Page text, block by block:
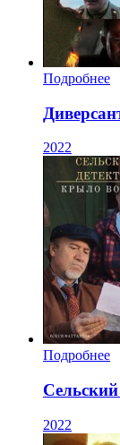
Подробнее
2022
Подробнее
2022